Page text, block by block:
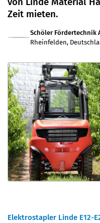
Zeit mieten.
Schöler Fördertechnik
Rheinfelden,
Elektrostapler Linde E12-